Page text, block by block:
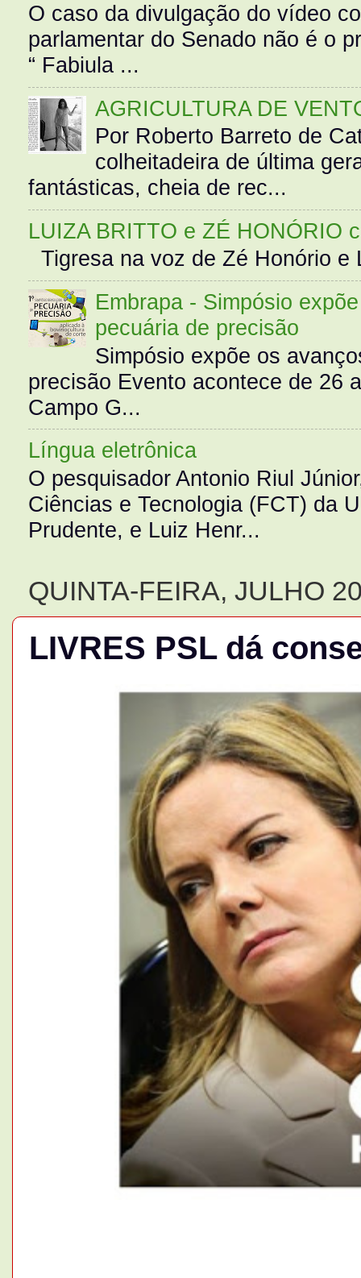
O caso da divulgação do vídeo
parlamentar do Senado não é o
“ Fabiula ...
AGRICULTURA DE
Por Roberto Barreto de
colheitadeira de última
fantásticas, cheia de rec...
LUIZA BRITTO e ZÉ HONÓRIO
Tigresa na voz de Zé Honório
Embrapa - Simpósio
pecuária de precisão
Simpósio expõe os
precisão Evento acontece de 26
Campo G...
Língua eletrônica
O pesquisador Antonio Riul
Ciências e Tecnologia (FCT) da
Prudente, e Luiz Henr...
QUINTA-FEIRA, JULHO
LIVRES PSL dá